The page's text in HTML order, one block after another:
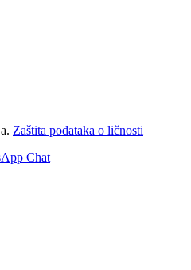
Zaštita podataka o ličnosti
Chat